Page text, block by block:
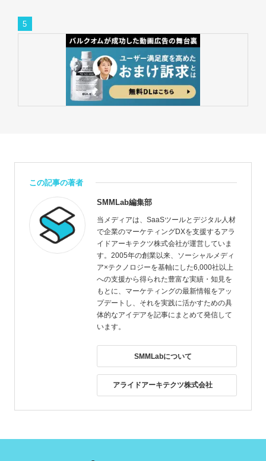
この記事の著者
SMMLab編集部
当メディアは、SaaSツールとデジタル人材
で企業のマーケティングDXを支援するアラ
イドアーキテクツ株式会社が運営していま
す。2005年の創業以来、ソーシャルメディ
ア×テクノロジーを基軸にした6,000社以上
への支援から得られた豊富な実績・知見を
もとに、マーケティングの最新情報をアッ
プデートし、それを実践に活かすための具
体的なアイデアを記事にまとめて発信して
います。
SMMLabについて
アライドアーキテクツ株式会社